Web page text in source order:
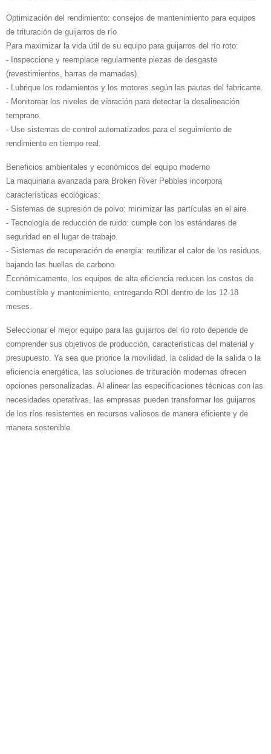
Optimización del rendimiento: consejos de mantenimiento para equipos
de trituración de guijarros de río
Para maximizar la vida útil de su equipo para guijarros del río roto:
- Inspeccione y reemplace regularmente piezas de desgaste
(revestimientos, barras de mamadas).
- Lubrique los rodamientos y los motores según las pautas del fabricante.
- Monitorear los niveles de vibración para detectar la desalineación
temprano.
- Use sistemas de control automatizados para el seguimiento de
rendimiento en tiempo real.
Beneficios ambientales y económicos del equipo moderno
La maquinaria avanzada para Broken River Pebbles incorpora
características ecológicas:
- Sistemas de supresión de polvo: minimizar las partículas en el aire.
- Tecnología de reducción de ruido: cumple con los estándares de
seguridad en el lugar de trabajo.
- Sistemas de recuperación de energía: reutilizar el calor de los residuos,
bajando las huellas de carbono.
Económicamente, los equipos de alta eficiencia reducen los costos de
combustible y mantenimiento, entregando ROI dentro de los 12-18
meses.
Seleccionar el mejor equipo para las guijarros del río roto depende de
comprender sus objetivos de producción, características del material y
presupuesto. Ya sea que priorice la movilidad, la calidad de la salida o la
eficiencia energética, las soluciones de trituración modernas ofrecen
opciones personalizadas. Al alinear las especificaciones técnicas con las
necesidades operativas, las empresas pueden transformar los guijarros
de los ríos resistentes en recursos valiosos de manera eficiente y de
manera sostenible.